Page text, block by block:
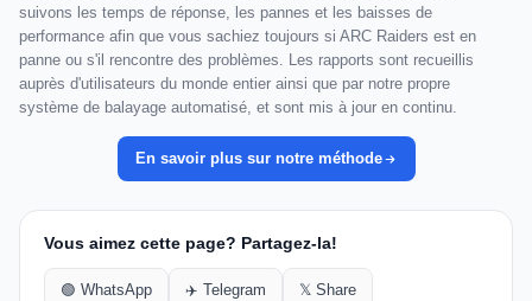
suivons les temps de réponse, les pannes et les baisses de
performance afin que vous sachiez toujours si ARC Raiders est en
panne ou s'il rencontre des problèmes. Les rapports sont recueillis
auprès d'utilisateurs du monde entier ainsi que par notre propre
système de balayage automatisé, et sont mis à jour en continu.
En savoir plus sur notre méthode
Vous aimez cette page? Partagez-la!
🟢 WhatsApp ✈️ Telegram 𝕏 Share